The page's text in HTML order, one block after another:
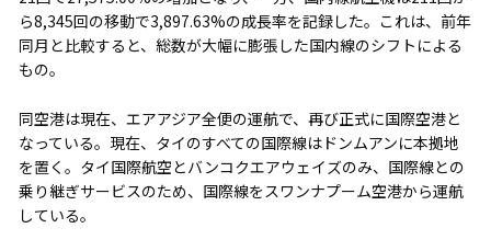
ら8,345回の移動で3,897.63%の成長率を記録した。これは、前年
同月と比較すると、総数が大幅に膨張した国内線のシフトによる
もの。
同空港は現在、エアアジア全便の運航で、再び正式に国際空港と
なっている。現在、タイのすべての国際線はドンムアンに本拠地
を置く。タイ国際航空とバンコクエアウェイズのみ、国際線との
乗り継ぎサービスのため、国際線をスワンナプーム空港から運航
している。